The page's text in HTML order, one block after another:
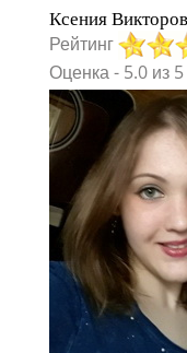
Ксения
Рейтинг
Оценка- 5.0 из 5